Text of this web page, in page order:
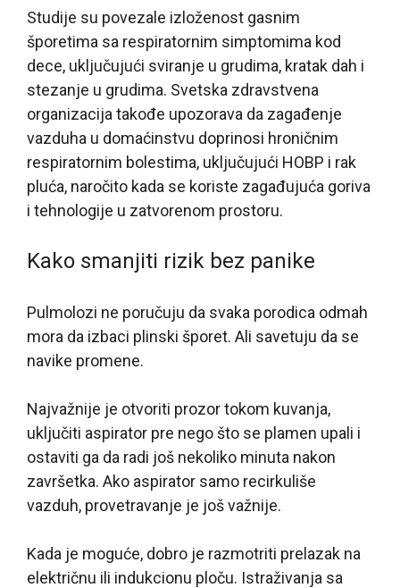
Studije su povezale izloženost gasnim
šporetima sa respiratornim simptomima kod
dece, uključujući sviranje u grudima, kratak dah i
stezanje u grudima. Svetska zdravstvena
organizacija takođe upozorava da zagađenje
vazduha u domaćinstvu doprinosi hroničnim
respiratornim bolestima, uključujući HOBP i rak
pluća, naročito kada se koriste zagađujuća goriva
i tehnologije u zatvorenom prostoru.
Kako smanjiti rizik bez panike
Pulmolozi ne poručuju da svaka porodica odmah
mora da izbaci plinski šporet. Ali savetuju da se
navike promene.
Najvažnije je otvoriti prozor tokom kuvanja,
uključiti aspirator pre nego što se plamen upali i
ostaviti ga da radi još nekoliko minuta nakon
završetka. Ako aspirator samo recirkuliše
vazduh, provetravanje je još važnije.
Kada je moguće, dobro je razmotriti prelazak na
električnu ili indukcionu ploču. Istraživanja sa